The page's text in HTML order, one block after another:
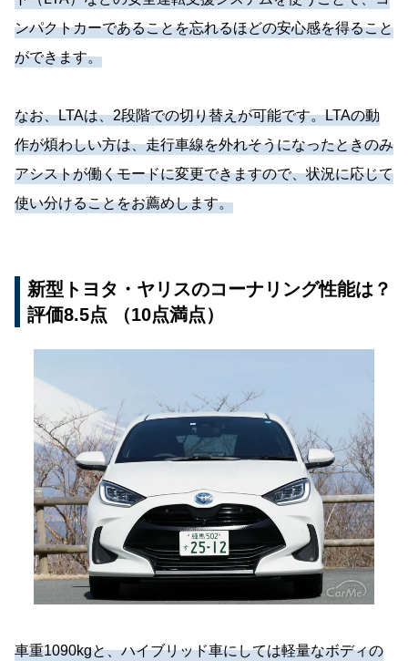
ンパクトカーであることを忘れるほどの安心感を得ること
ができます。
なお、LTAは、2段階での切り替えが可能です。LTAの動
作が煩わしい方は、走行車線を外れそうになったときのみ
アシストが働くモードに変更できますので、状況に応じて
使い分けることをお薦めします。
新型トヨタ・ヤリスのコーナリング性能は？
評価8.5点 （10点満点）
車重1090kgと、ハイブリッド車にしては軽量なボディの